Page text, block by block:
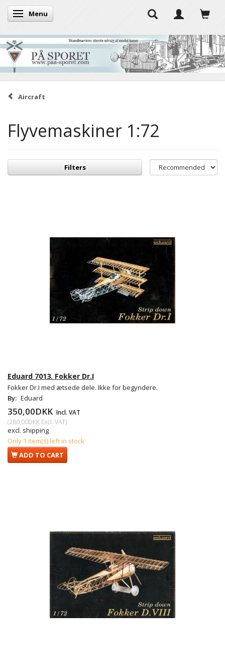
Toggle navigation
Menu
Aircraft
Flyvemaskiner 1:72
Filters
Eduard 7013. Fokker Dr.I
Fokker Dr.I med ætsede dele. Ikke for begyndere.
By: Eduard
350,00DKK Incl. VAT
(280,00DKK Excl. VAT)
excl. shipping
Only 1 item(s) left in stock
ADD TO CART